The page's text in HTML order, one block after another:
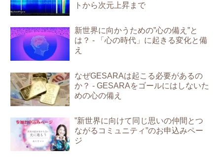
トから次元上昇まで
新世界に向かうための”心の備え”と
は？ - 「心の時代」に起きる変化と備
え
なぜGESARAは起こる必要があるの
か？ - GESARAをゴールにはしないた
めの心の備え
”新世界に向けて同じ思いの仲間とつ
ながるコミュニティ”のお申込みペー
ジ